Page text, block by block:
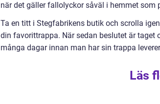
när det gäller fallolyckor såväl i hemmet som
Ta en titt i Stegfabrikens butik och scrolla
din favorittrappa. När sedan beslutet är taget
många dagar innan man har sin trappa
Läs